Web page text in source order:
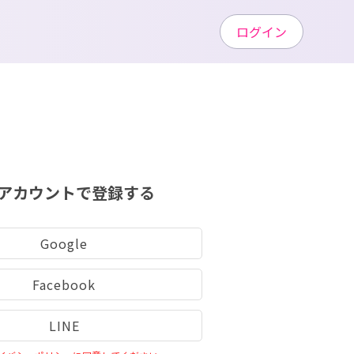
カウントで登録する
Google
Facebook
LINE
ログイン